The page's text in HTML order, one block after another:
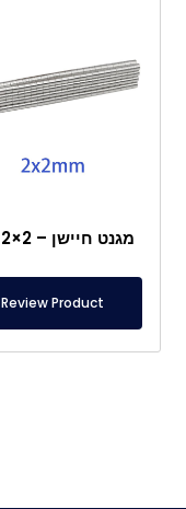
Review Product